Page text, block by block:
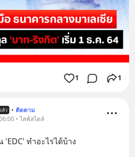
1 1
ล้ว • ติดตาม
• ไลฟ์สไตล์
'EDC' ทำอะไรได้บ้าง